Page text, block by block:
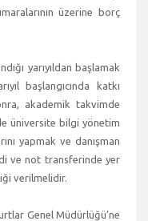
üzerine borç
yarıyıldan başlamak
başlangıcında katkı
akademik takvimde
üniversite bilgi yönetim
yapmak ve danışman
ve not transferinde yer
verilmelidir.
Genel Müdürlüğü’ne